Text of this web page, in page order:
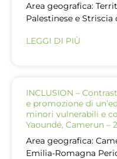
Area geografica:
Palestinese e Striscia
LEGGI DI PIÙ
INCLUSION –
e promozione di
minori vulnerabili e
Yaoundé, Camerun –
Area geografica:
Emilia-Romagna